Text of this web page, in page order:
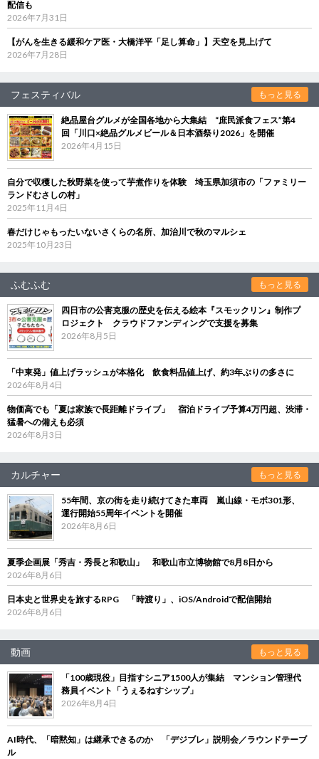
配信も
2026年7月31日
【がんを生きる緩和ケア医・大橋洋平「足し算命」】天空を見上げて
2026年7月28日
フェスティバル もっと見る
絶品屋台グルメが全国各地から大集結 “庶民派食フェス”第4
回「川口×絶品グルメビール＆日本酒祭り2026」を開催
2026年4月15日
自分で収穫した秋野菜を使って芋煮作りを体験 埼玉県加須市の「ファミリー
ランドむさしの村」
2025年11月4日
春だけじゃもったいないさくらの名所、加治川で秋のマルシェ
2025年10月23日
ふむふむ もっと見る
四日市の公害克服の歴史を伝える絵本『スモックリン』制作プ
ロジェクト クラウドファンディングで支援を募集
2026年8月5日
「中東発」値上げラッシュが本格化 飲食料品値上げ、約3年ぶりの多さに
2026年8月4日
物価高でも「夏は家族で長距離ドライブ」 宿泊ドライブ予算4万円超、渋滞・
猛暑への備えも必須
2026年8月3日
カルチャー もっと見る
55年間、京の街を走り続けてきた車両 嵐山線・モボ301形、
運行開始55周年イベントを開催
2026年8月6日
夏季企画展「秀吉・秀長と和歌山」 和歌山市立博物館で8月8日から
2026年8月6日
日本史と世界史を旅するRPG 「時渡り」、iOS/Androidで配信開始
2026年8月6日
動画 もっと見る
「100歳現役」目指すシニア1500人が集結 マンション管理代
務員イベント「うぇるねすシップ」
2026年8月4日
AI時代、「暗黙知」は継承できるのか 「デジブレ」説明会／ラウンドテーブ
ル